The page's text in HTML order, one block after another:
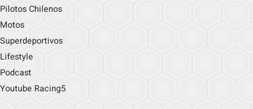
Pilotos Chilenos
Motos
Superdeportivos
Lifestyle
Podcast
Youtube Racing5